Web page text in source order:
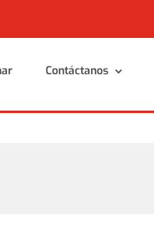
Contáctanos
Contáctanos